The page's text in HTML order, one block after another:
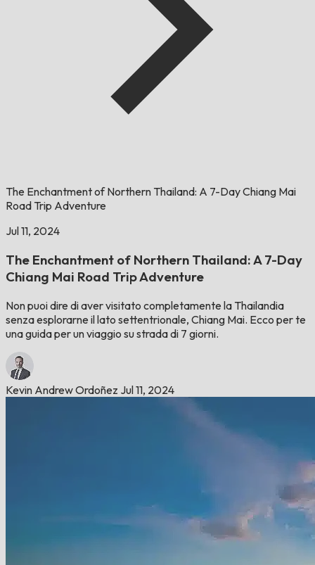
The Enchantment of Northern Thailand: A 7-Day Chiang Mai
Road Trip Adventure
Jul 11, 2024
The Enchantment of Northern Thailand: A 7-Day
Chiang Mai Road Trip Adventure
Non puoi dire di aver visitato completamente la Thailandia
senza esplorarne il lato settentrionale, Chiang Mai. Ecco per te
una guida per un viaggio su strada di 7 giorni.
Kevin Andrew Ordoñez Jul 11, 2024